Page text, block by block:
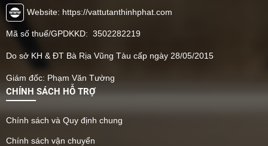
Website: https://vattutanthinhphat.com
Mã số thuế/GPDKKD: 3502282219
Do sở KH & ĐT Bà Rịa Vũng Tàu cấp ngày 28/05/2015
Giám đốc: Phạm Văn Tường
CHÍNH SÁCH HỖ TRỢ
Chính sách và Quy định chung
Chính sách vận chuyển